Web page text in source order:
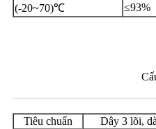
(-20~70)℃
≤93%
Tiêu chuẩn Dây 3 lõi,